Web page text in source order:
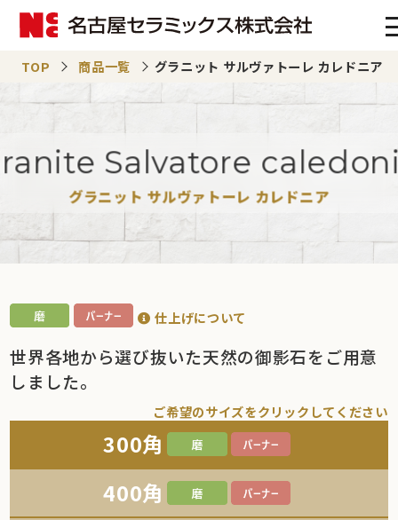
TOP 商品一覧 グラニット サルヴァトーレ カレドニア
Granite Salvatore
グラニット サルヴァトーレ カレドニア
仕上げについて
世界各地から選び抜いた天然の御影石をご用意
しました。
ご希望のサイズをクリックしてください
300角
400角